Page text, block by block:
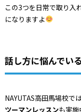
この3つを日常で取り入
になりますよ
話し方に悩んでい
NAYUTAS高田馬場校で
ツーマンレッスンも実施